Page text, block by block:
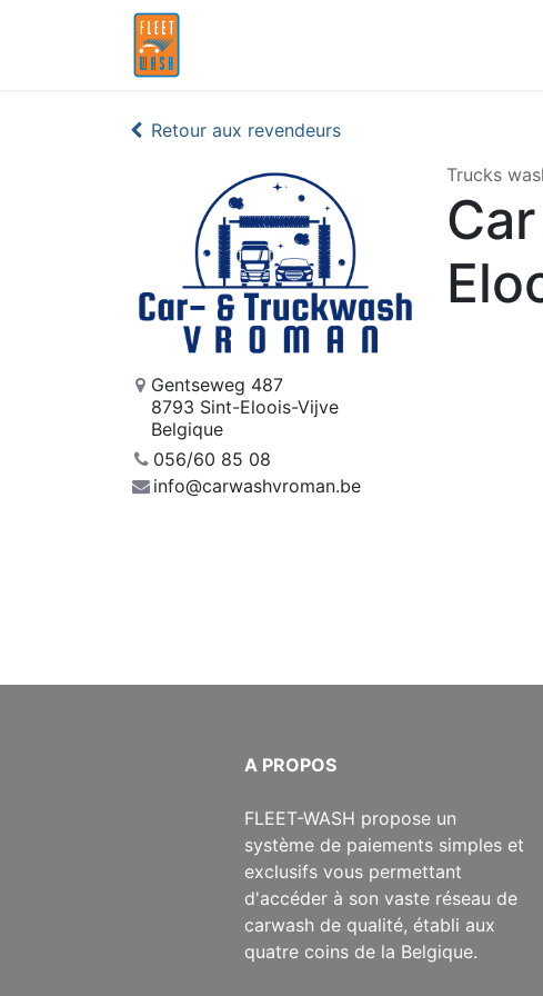
Retour aux revendeurs
Gentseweg 487
8793 Sint-Eloois-Vijve
Belgique
056/60 85 08
info@carwashvroman.be
Trucks
​A PROPOS
​FLEET-WASH propose un
système de paiements simples et
exclusifs vous permettant
d'accéder à son vaste réseau de
carwash de qualité, établi aux
quatre coins de la Belgique.